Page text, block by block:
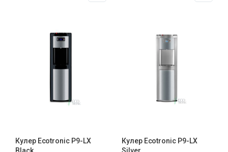
Кулер Ecotronic P9-LX
Кулер Ecotronic P9-LX